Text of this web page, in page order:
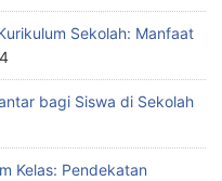
Sekolah: Manfaat
bagi Siswa di Sekolah
Kelas: Pendekatan